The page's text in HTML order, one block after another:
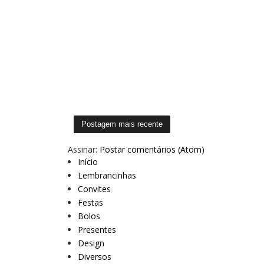
Postagem mais recente
Assinar: Postar comentários (Atom)
Início
Lembrancinhas
Convites
Festas
Bolos
Presentes
Design
Diversos